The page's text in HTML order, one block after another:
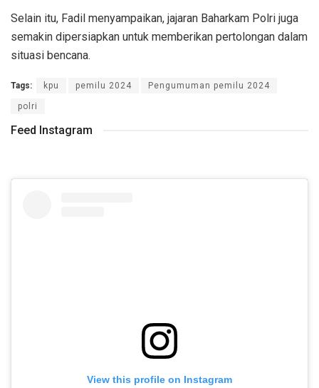
Selain itu, Fadil menyampaikan, jajaran Baharkam Polri juga
semakin dipersiapkan untuk memberikan pertolongan dalam
situasi bencana.
Tags: kpu pemilu 2024 Pengumuman pemilu 2024
polri
Feed Instagram
View this profile on Instagram